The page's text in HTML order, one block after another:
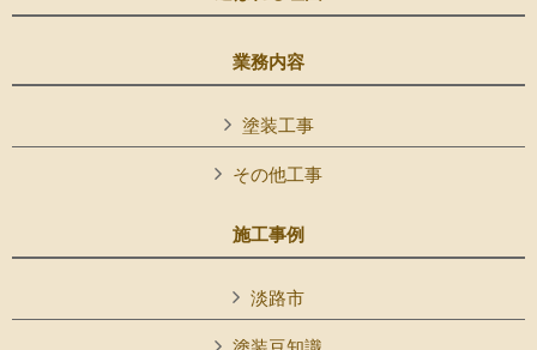
業務内容
塗装工事
その他工事
施工事例
淡路市